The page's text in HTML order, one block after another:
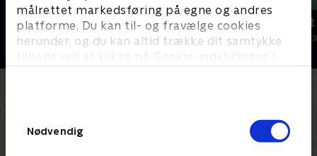
målrettet markedsføring på egne og andres
platforme. Du kan til- og fravælge cookies
herunder, og du kan altid trække dit samtykke
tilbage ved at klikke på ’Cookie-indstillinger’ i
Nødvendig
Happy fucking Pride
Drama • 1 sæsoner
Fake Patient
Drama • 1